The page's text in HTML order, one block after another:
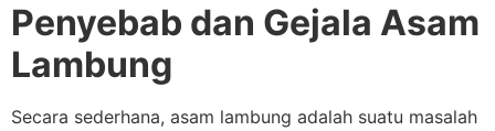
Penyebab dan Gejala Asam
Lambung
Secara sederhana, asam lambung adalah suatu masalah